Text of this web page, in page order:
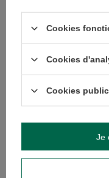
Avez-vous
questions ?
Posez votre question et
répondrons rapidement.
et les réponses les plus
puissent les consulter.
Cookies
Cookies
Cookies
Je